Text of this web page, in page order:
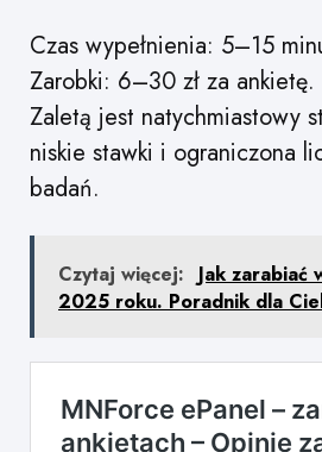
Czas wypełnienia: 5–15
Zarobki: 6–30 zł za ankietę.
Zaletą jest natychmiastowy
niskie stawki i ograniczona
badań.
Czytaj więcej:
Jak zarabiać
2025 roku. Poradnik dla